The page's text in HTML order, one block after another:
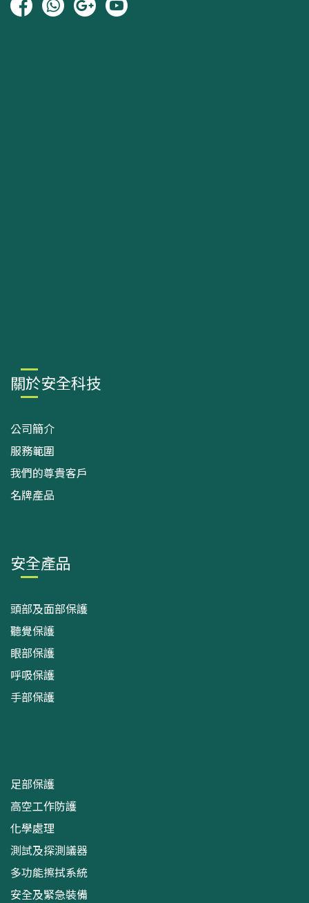
關於安全科技
公司簡介
服務範圍
我們的尊貴客戶
名牌產品
安全產品
頭部及面部保護
聽覺保護
眼部保護
呼吸保護
手部保護
足部保護
高空工作防護
化學處理
測試及探測議器
多功能擦拭系統
安全及緊急裝備